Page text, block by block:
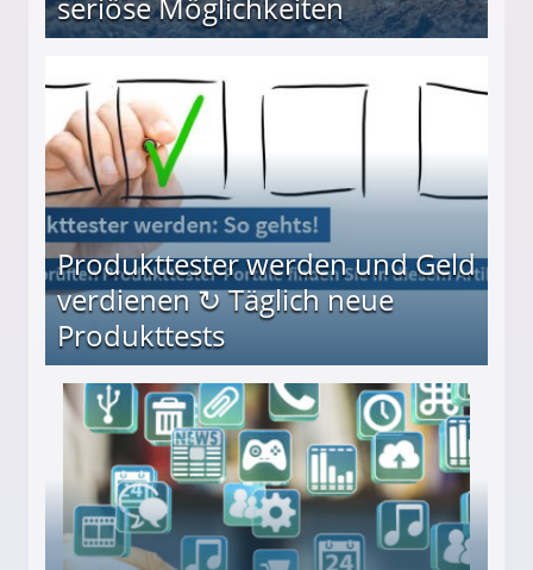
Produkttester werden und Geld
verdienen ↻ Täglich neue
Produkttests
↻ Täglich neue Produkttests